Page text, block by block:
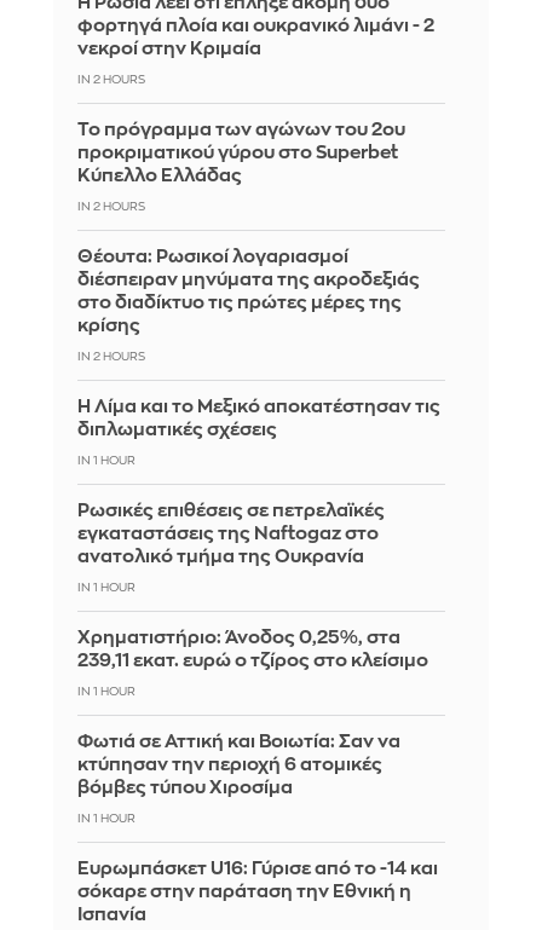
φορτηγά πλοία και ουκρανικό λιμάνι - 2
νεκροί στην Κριμαία
IN 2 HOURS
Το πρόγραμμα των αγώνων του 2ου
προκριματικού γύρου στο Superbet
Κύπελλο Ελλάδας
IN 2 HOURS
Θέουτα: Ρωσικοί λογαριασμοί
διέσπειραν μηνύματα της ακροδεξιάς
στο διαδίκτυο τις πρώτες μέρες της
κρίσης
IN 2 HOURS
Η Λίμα και το Μεξικό αποκατέστησαν τις
διπλωματικές σχέσεις
IN 1 HOUR
Ρωσικές επιθέσεις σε πετρελαϊκές
εγκαταστάσεις της Naftogaz στο
ανατολικό τμήμα της Ουκρανία
IN 1 HOUR
Χρηματιστήριο: Άνοδος 0,25%, στα
239,11 εκατ. ευρώ ο τζίρος στο κλείσιμο
IN 1 HOUR
Φωτιά σε Αττική και Βοιωτία: Σαν να
κτύπησαν την περιοχή 6 ατομικές
βόμβες τύπου Χιροσίμα
IN 1 HOUR
Ευρωμπάσκετ U16: Γύρισε από το -14 και
σόκαρε στην παράταση την Εθνική η
Ισπανία